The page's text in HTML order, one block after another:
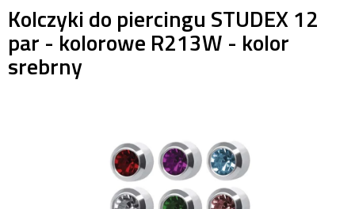
Kolczyki do piercingu STUDEX 12
par - kolorowe R213W - kolor
srebrny